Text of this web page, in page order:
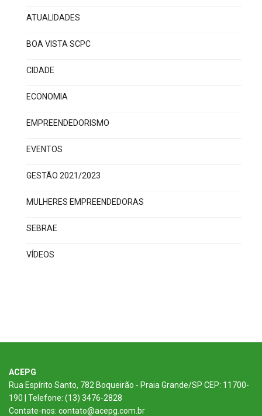
ATUALIDADES
BOA VISTA SCPC
CIDADE
ECONOMIA
EMPREENDEDORISMO
EVENTOS
GESTÃO 2021/2023
MULHERES EMPREENDEDORAS
SEBRAE
VÍDEOS
ACEPG
Rua Espírito Santo, 782 Boqueirão - Praia Grande/SP CEP: 11700-
190 | Telefone: (13) 3476-2828
Contate-nos: contato@acepg.com.br